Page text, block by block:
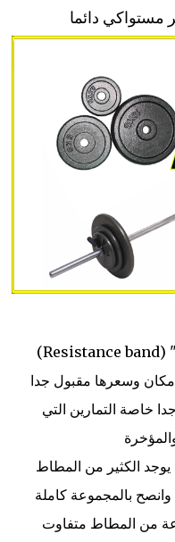
دائما
وسعرها مقبول جدا
خاصة التمارين التي
الكثير من المطاط
بالمجموعة كاملة
من المطاط متفاوت